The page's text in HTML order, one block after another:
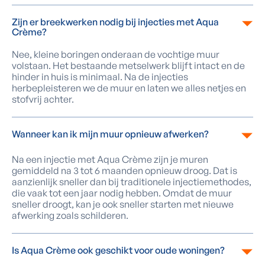
Zijn er breekwerken nodig bij injecties met Aqua
Crème?
Nee, kleine boringen onderaan de vochtige muur
volstaan. Het bestaande metselwerk blijft intact en de
hinder in huis is minimaal. Na de injecties
herbepleisteren we de muur en laten we alles netjes en
stofvrij achter.
Wanneer kan ik mijn muur opnieuw afwerken?
Na een injectie met Aqua Crème zijn je muren
gemiddeld na 3 tot 6 maanden opnieuw droog. Dat is
aanzienlijk sneller dan bij traditionele injectiemethodes,
die vaak tot een jaar nodig hebben. Omdat de muur
sneller droogt, kan je ook sneller starten met nieuwe
afwerking zoals schilderen.
Is Aqua Crème ook geschikt voor oude woningen?